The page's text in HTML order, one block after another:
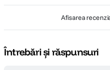
afisarea
Întrebări și răspunsuri